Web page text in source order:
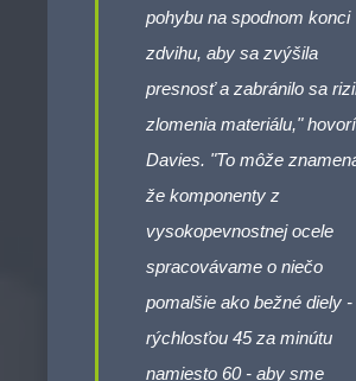
pohybu na spodnom konci
zdvihu, aby sa zvýšila
presnosť a zabránilo sa
zlomenia materiálu,"
Davies. "To môže
že komponenty z
vysokopevnostnej ocele
spracovávame o niečo
pomalšie ako bežné diely -
rýchlosťou 45 za minútu
namiesto 60 - aby sme